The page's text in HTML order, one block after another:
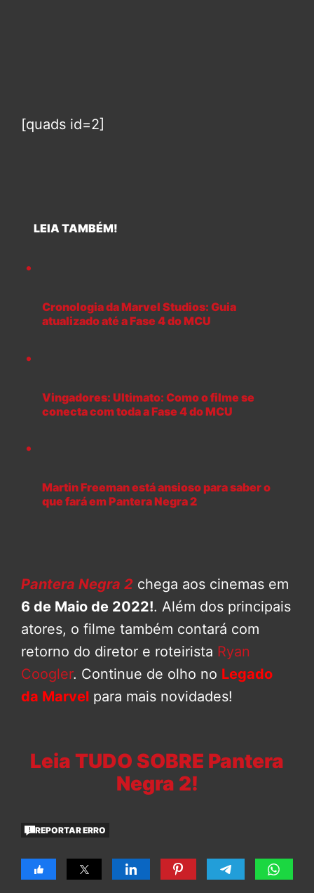
[quads id=2]
LEIA TAMBÉM!
Cronologia da Marvel Studios: Guia
atualizado até a Fase 4 do MCU
Vingadores: Ultimato: Como o filme se
conecta com toda a Fase 4 do MCU
Martin Freeman está ansioso para saber o
que fará em Pantera Negra 2
Pantera Negra 2 chega aos cinemas em
6 de Maio de 2022!. Além dos principais
atores, o filme também contará com
retorno do diretor e roteirista Ryan
Coogler. Continue de olho no Legado
da Marvel para mais novidades!
Leia TUDO SOBRE Pantera
Negra 2!
REPORTAR ERRO